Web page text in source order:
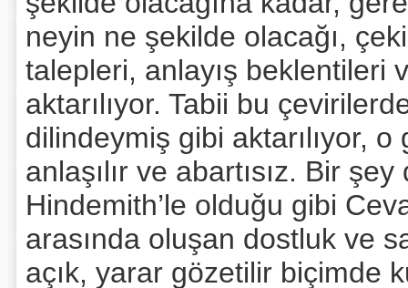
neyin ne şekilde olacağı,
talepleri, anlayış beklentileri
aktarılıyor. Tabii bu
dilindeymiş gibi aktarılıyor,
anlaşılır ve abartısız. Bir
Hindemith’le olduğu gibi
arasında oluşan dostluk ve
açık, yarar gözetilir biçimde